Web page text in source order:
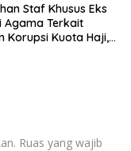
Staf Khusus Eks
Agama Terkait
Korupsi Kuota Haji,
Ruas yang wajib